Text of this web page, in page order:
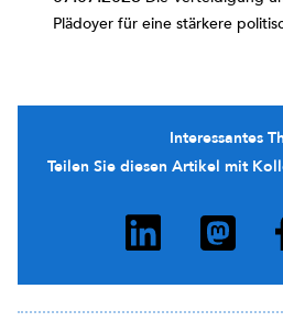
Plädoyer für eine stärkere
Interessantes
Teilen Sie diesen Artikel mit